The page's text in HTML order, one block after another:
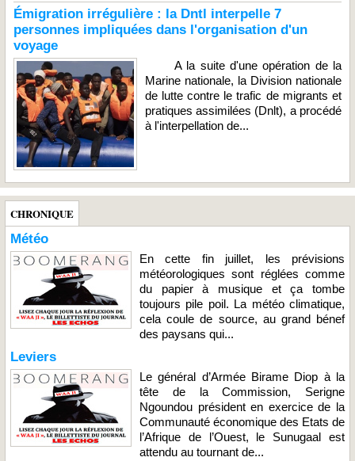
Émigration irrégulière : la Dntl interpelle 7
personnes impliquées dans l'organisation d'un
voyage
A la suite d'une opération de la
Marine nationale, la Division nationale
de lutte contre le trafic de migrants et
pratiques assimilées (Dnlt), a procédé
à l'interpellation de...
CHRONIQUE
Météo
En cette fin juillet, les prévisions
météorologiques sont réglées comme
du papier à musique et ça tombe
toujours pile poil. La météo climatique,
cela coule de source, au grand bénef
des paysans qui...
Leviers
Le général d’Armée Birame Diop à la
tête de la Commission, Serigne
Ngoundou président en exercice de la
Communauté économique des Etats de
l’Afrique de l’Ouest, le Sunugaal est
attendu au tournant de...